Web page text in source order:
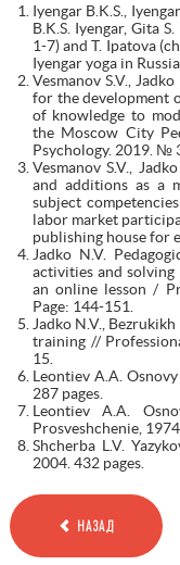
Iyengar B.K.S.,
B.K.S. Iyengar, Gita
1-7) and T. Ipatova
Iyengar yoga in
Vesmanov S.V.,
for the development
of knowledge to
the Moscow City
Psychology. 2019. №
Vesmanov S.V.,
and additions as a
subject
labor market
publishing house for
Jadko N.V.
activities and
an online lesson /
Page: 144-151.
Jadko N.V.,
training //
15.
Leontiev A.A.
287 pages.
Leontiev A.A.
Prosveshchenie,
Shcherba L.V.
2004. 432 pages.
НАЗАД